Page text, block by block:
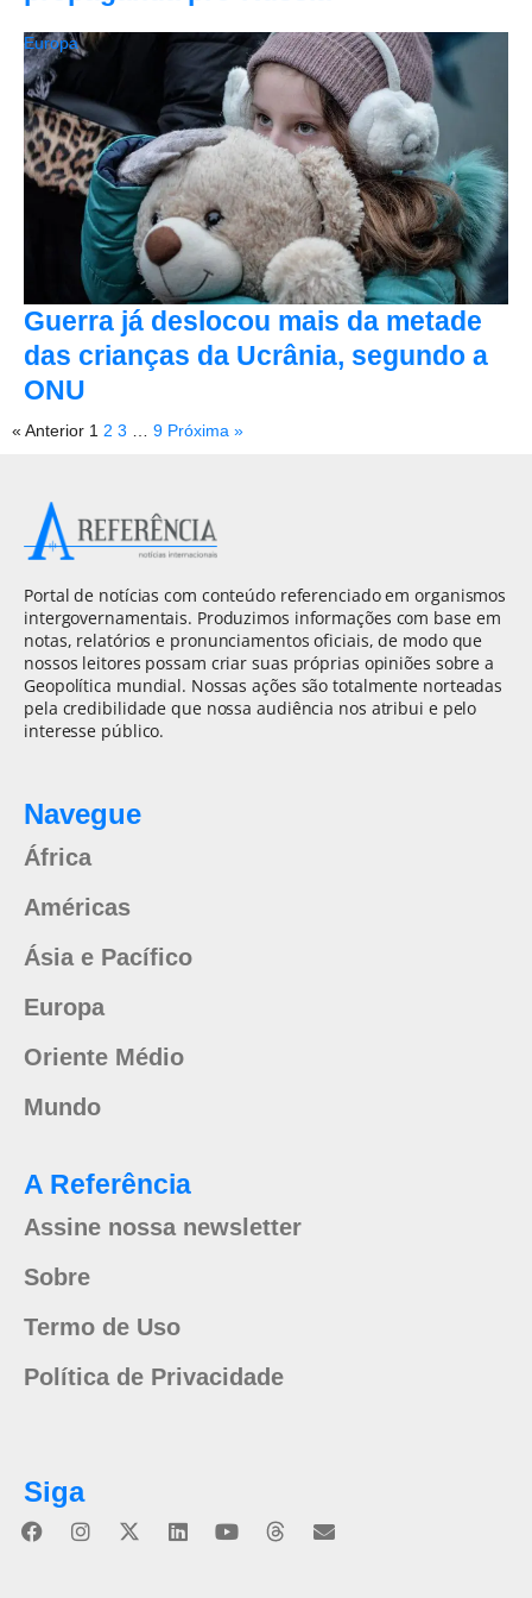
Guerra já deslocou mais da metade
das crianças da Ucrânia, segundo a
ONU
Europa
« Anterior 1 2 3 … 9 Próxima »
Portal de notícias com conteúdo referenciado em organismos
intergovernamentais. Produzimos informações com base em
notas, relatórios e pronunciamentos oficiais, de modo que
nossos leitores possam criar suas próprias opiniões sobre a
Geopolítica mundial. Nossas ações são totalmente norteadas
pela credibilidade que nossa audiência nos atribui e pelo
interesse público.
Navegue
África
Américas
Ásia e Pacífico
Europa
Oriente Médio
Mundo
A Referência
Assine nossa newsletter
Sobre
Termo de Uso
Política de Privacidade
Siga